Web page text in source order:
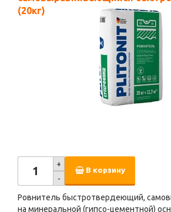
(20кг)
+
-
В корзину
Ровнитель быстротвердеющий,
на минеральной (гипсо-цементной)